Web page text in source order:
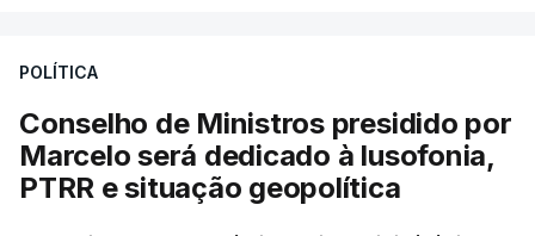
Da sua experiência no terreno, é destacada a
Forças Nacionais Destacadas, como
comandante do 2.º Batalhão Mecanizado, da
Reserva Tática do Comandante da Força da
POLÍTICA
Conselho de Ministros presidido por
Marcelo será dedicado à lusofonia,
PTRR e situação geopolítica